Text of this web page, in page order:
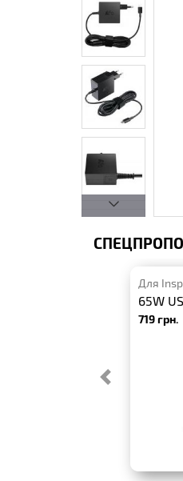
Для
65W
719 грн.